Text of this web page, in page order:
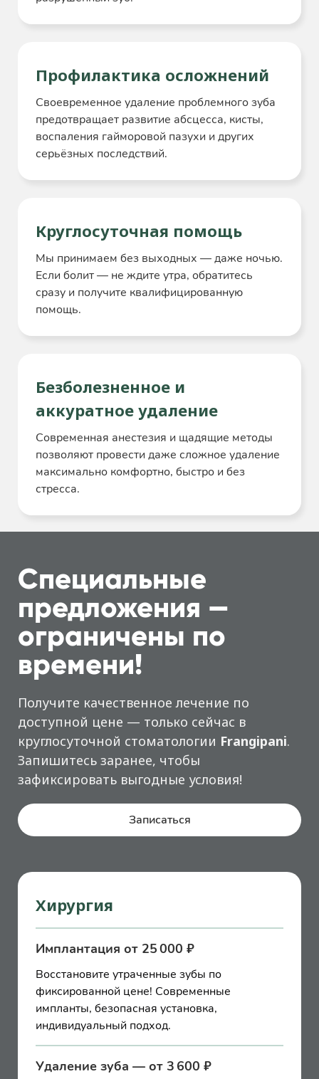
Профилактика осложнений
Своевременное удаление проблемного зуба
предотвращает развитие абсцесса, кисты,
воспаления гайморовой пазухи и других
серьёзных последствий.
Круглосуточная помощь
Мы принимаем без выходных — даже ночью.
Если болит — не ждите утра, обратитесь
сразу и получите квалифицированную
помощь.
Безболезненное и
аккуратное удаление
Современная анестезия и щадящие методы
позволяют провести даже сложное удаление
максимально комфортно, быстро и без
стресса.
Специальные
предложения —
ограничены по
времени!
Получите качественное лечение по
доступной цене — только сейчас в
круглосуточной стоматологии Frangipani.
Запишитесь заранее, чтобы
зафиксировать выгодные условия!
Записаться
Хирургия
Имплантация от 25 000 ₽
Восстановите утраченные зубы по
фиксированной цене! Современные
импланты, безопасная установка,
индивидуальный подход.
Удаление зуба — от 3 600 ₽